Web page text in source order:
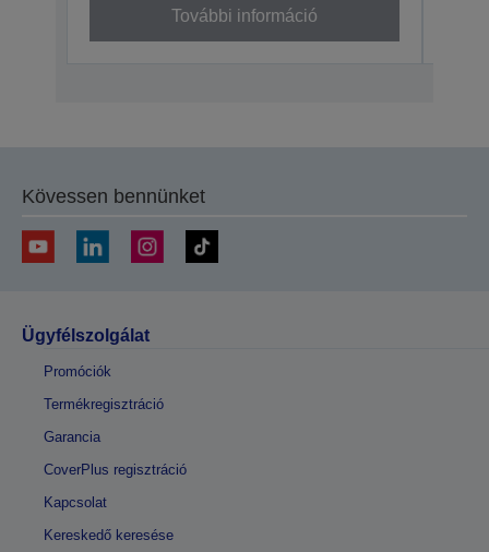
További információ
Kövessen bennünket
Ügyfélszolgálat
Promóciók
Termékregisztráció
Garancia
CoverPlus regisztráció
Kapcsolat
Kereskedő keresése